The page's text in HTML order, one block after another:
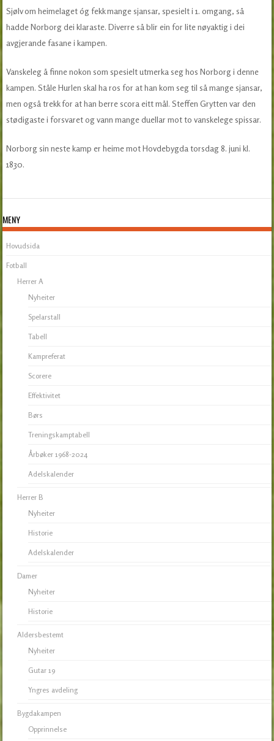
Sjølv om heimelaget óg fekk mange sjansar, spesielt i 1. omgang, så
hadde Norborg dei klaraste. Diverre så blir ein for lite nøyaktig i dei
avgjerande fasane i kampen.
Vanskeleg å finne nokon som spesielt utmerka seg hos Norborg i denne
kampen. Ståle Hurlen skal ha ros for at han kom seg til så mange sjansar,
men også trekk for at han berre scora eitt mål. Steffen Grytten var den
stødigaste i forsvaret og vann mange duellar mot to vanskelege spissar.
Norborg sin neste kamp er heime mot Hovdebygda torsdag 8. juni kl.
1830.
MENY
Hovudsida
Fotball
Herrer A
Nyheiter
Spelarstall
Tabell
Kampreferat
Scorere
Effektivitet
Børs
Treningskamptabell
Årbøker 1968-2024
Adelskalender
Herrer B
Nyheiter
Historie
Adelskalender
Damer
Nyheiter
Historie
Aldersbestemt
Nyheiter
Gutar 19
Yngres avdeling
Bygdakampen
Opprinnelse